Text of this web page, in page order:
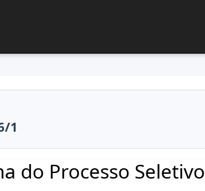
1
do Processo Seletivo